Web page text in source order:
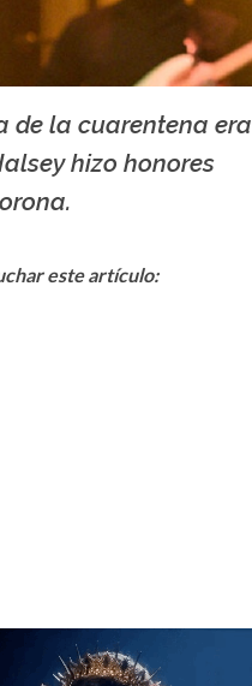
de la cuarentena era
hizo honores
este artículo: